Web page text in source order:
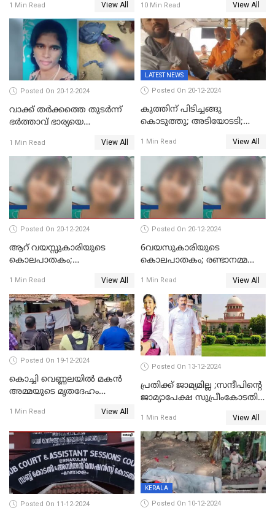
1 Min Read View All
ജീവപര്യന്തം
10 Min Read View All
Posted On 20-12-2024
വാക്ക് തര്‍ക്കത്തെ തുടര്‍ന്ന്
ഭര്‍ത്താവ് ഭാര്യയെ
1 Min Read View All
LATEST NEWS
Posted On 20-12-2024
കുത്തിന് പിടിച്ചങ്ങു
കൊടുത്തു; അടിയോടടി;
ശല്യം ചെയ്തയാളെ 26 തവണ
മുഖത്തടിച്ച് അധ്യാപിക
1 Min Read View All
Posted On 20-12-2024
ആറ് വയസ്സുകാരിയുടെ
കൊലപാതകം;
ബന്ധമില്ലെന്ന് സ്ഥിരീകരണം
1 Min Read View All
Posted On 20-12-2024
6വയസുകാരിയുടെ
കൊലപാതകം; രണ്ടാനമ്മയെ
1 Min Read View All
Posted On 19-12-2024
കൊച്ചി വെണ്ണലയില്‍ മകന്‍
അമ്മയുടെ മൃതദേഹം
1 Min Read View All
Posted On 13-12-2024
പ്രതിക്ക് ജാമ്യമില്ല ;സന്ദീപിന്റെ
ജാമ്യാപേക്ഷ സുപ്രീംകോടതി
1 Min Read View All
Posted On 11-12-2024
KERALA
Posted On 10-12-2024